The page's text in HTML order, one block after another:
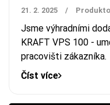
21. 2. 2025 /
Jsme výhradními
KRAFT VPS 100 -
pracovišti zákazníka.
Číst více